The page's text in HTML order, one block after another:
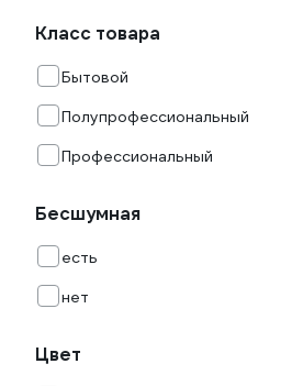
Класс товара
Бытовой
Полупрофессиональный
Профессиональный
Бесшумная
есть
нет
Цвет